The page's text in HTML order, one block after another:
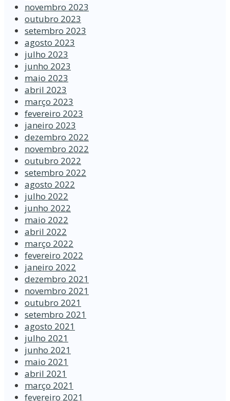
novembro 2023
outubro 2023
setembro 2023
agosto 2023
julho 2023
junho 2023
maio 2023
abril 2023
março 2023
fevereiro 2023
janeiro 2023
dezembro 2022
novembro 2022
outubro 2022
setembro 2022
agosto 2022
julho 2022
junho 2022
maio 2022
abril 2022
março 2022
fevereiro 2022
janeiro 2022
dezembro 2021
novembro 2021
outubro 2021
setembro 2021
agosto 2021
julho 2021
junho 2021
maio 2021
abril 2021
março 2021
fevereiro 2021